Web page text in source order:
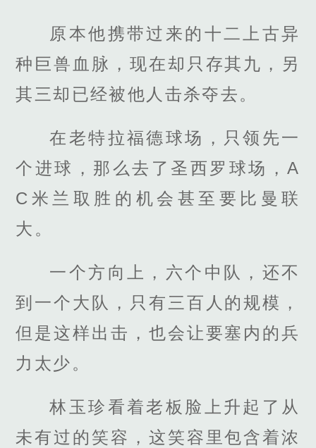
原本他携带过来的十二上古异
种巨兽血脉，现在却只存其九，另
其三却已经被他人击杀夺去。
在老特拉福德球场，只领先一
个进球，那么去了圣西罗球场，A
C米兰取胜的机会甚至要比曼联
大。
一个方向上，六个中队，还不
到一个大队，只有三百人的规模，
但是这样出击，也会让要塞内的兵
力太少。
林玉珍看着老板脸上升起了从
未有过的笑容，这笑容里包含着浓